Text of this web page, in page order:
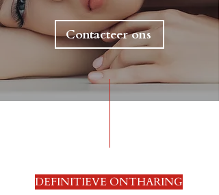
Contacteer ons
DEFINITIEVE ONTHARING